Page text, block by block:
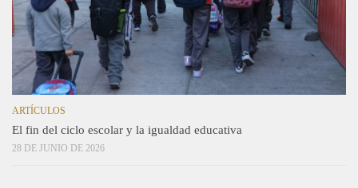
ARTÍCULOS
El fin del ciclo escolar y la igualdad educativa
28 DE JUNIO DE 2026